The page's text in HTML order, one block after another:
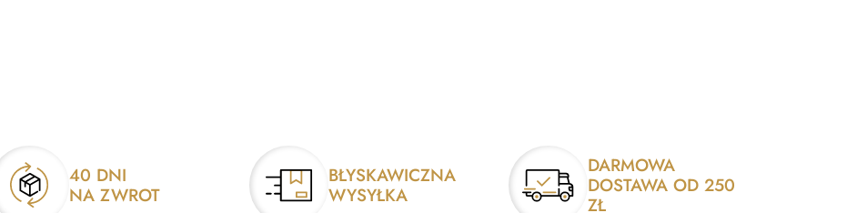
40 DNI
NA ZWROT
BŁYSKAWICZNA
WYSYŁKA
DARMOWA
DOSTAWA OD 250
ZŁ